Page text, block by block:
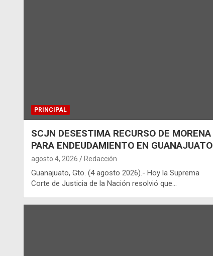
PRINCIPAL
SCJN DESESTIMA RECURSO DE MORENA
PARA ENDEUDAMIENTO EN GUANAJUATO
agosto 4, 2026 Redacción
Guanajuato, Gto. (4 agosto 2026).- Hoy la Suprema
Corte de Justicia de la Nación resolvió que…